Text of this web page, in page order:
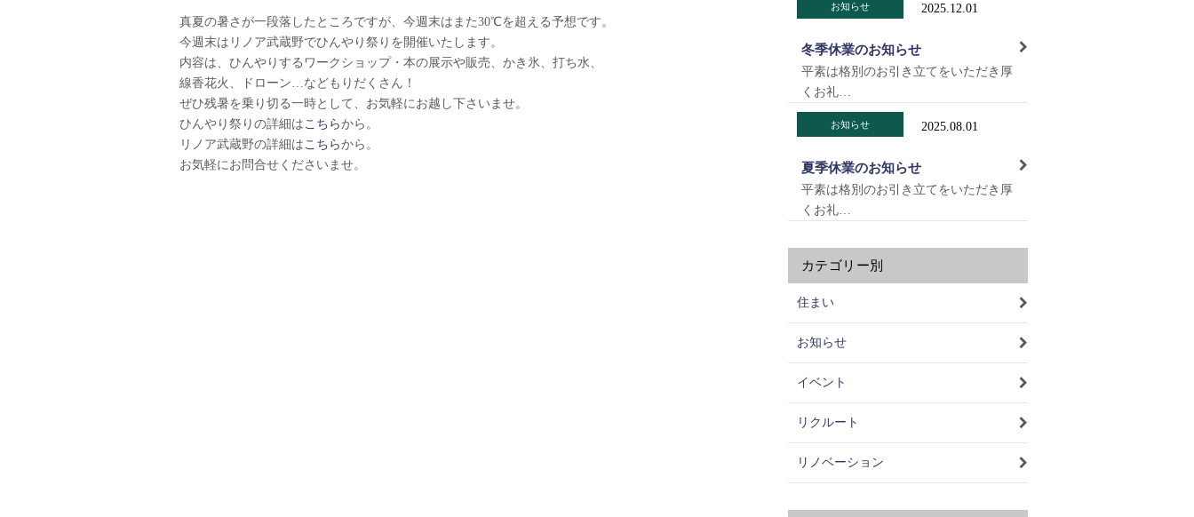
真夏の暑さが一段落したところですが、今週末はまた30℃を超える予想です。
今週末はリノア武蔵野でひんやり祭りを開催いたします。
内容は、ひんやりするワークショップ・本の展示や販売、かき氷、打ち水、
線香花火、ドローン…などもりだくさん！
ぜひ残暑を乗り切る一時として、お気軽にお越し下さいませ。
ひんやり祭りの詳細はこちらから。
リノア武蔵野の詳細はこちらから。
お気軽にお問合せくださいませ。
お知らせ 2025.12.01
冬季休業のお知らせ
平素は格別のお引き立てをいただき厚
くお礼…
お知らせ 2025.08.01
夏季休業のお知らせ
平素は格別のお引き立てをいただき厚
くお礼…
カテゴリー別
住まい
お知らせ
イベント
リクルート
リノベーション